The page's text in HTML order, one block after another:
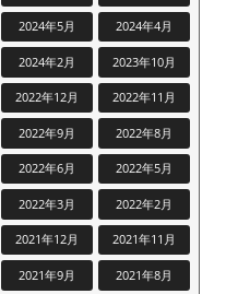
2024年5月 2024年4月
2024年2月 2023年10月
2022年12月 2022年11月
2022年9月 2022年8月
2022年6月 2022年5月
2022年3月 2022年2月
2021年12月 2021年11月
2021年9月 2021年8月